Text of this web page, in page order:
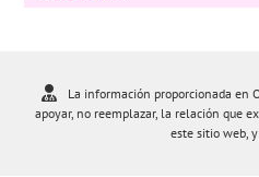
La información proporcionada en
apoyar, no reemplazar, la relación que
este sitio web, y